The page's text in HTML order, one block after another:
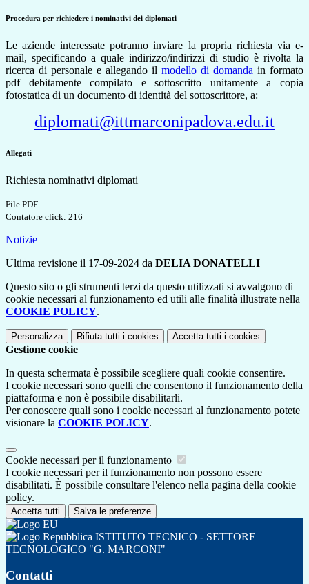
Procedura per richiedere i nominativi dei diplomati
Le aziende interessate potranno inviare la propria richiesta via e-
mail, specificando a quale indirizzo/indirizzi di studio è rivolta la
ricerca di personale e allegando il modello di domanda in formato
pdf debitamente compilato e sottoscritto unitamente a copia
fotostatica di un documento di identità del sottoscrittore, a:
diplomati@ittmarconipadova.edu.it
Allegati
Richiesta nominativi diplomati
File PDF
Contatore click: 216
Notizie
Ultima revisione il 17-09-2024 da DELIA DONATELLI
Questo sito o gli strumenti terzi da questo utilizzati si avvalgono di
cookie necessari al funzionamento ed utili alle finalità illustrate nella
COOKIE POLICY.
Personalizza Rifiuta tutti i cookies Accetta tutti i cookies
Gestione cookie
In questa schermata è possibile scegliere quali cookie consentire.
I cookie necessari sono quelli che consentono il funzionamento della
piattaforma e non è possibile disabilitarli.
Per conoscere quali sono i cookie necessari al funzionamento potete
visionare la COOKIE POLICY.
Cookie necessari per il funzionamento
I cookie necessari per il funzionamento non possono essere
disabilitati. È possibile consultare l'elenco nella pagina della cookie
policy.
Accetta tutti Salva le preferenze
ISTITUTO TECNICO - SETTORE
TECNOLOGICO "G. MARCONI"
Contatti